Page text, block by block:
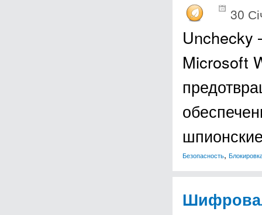
30
Unchecky
Microsoft
Безопасность,